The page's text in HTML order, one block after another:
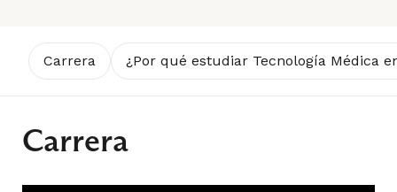
Carrera ¿Por qué estudiar Tecnología Médica
Carrera